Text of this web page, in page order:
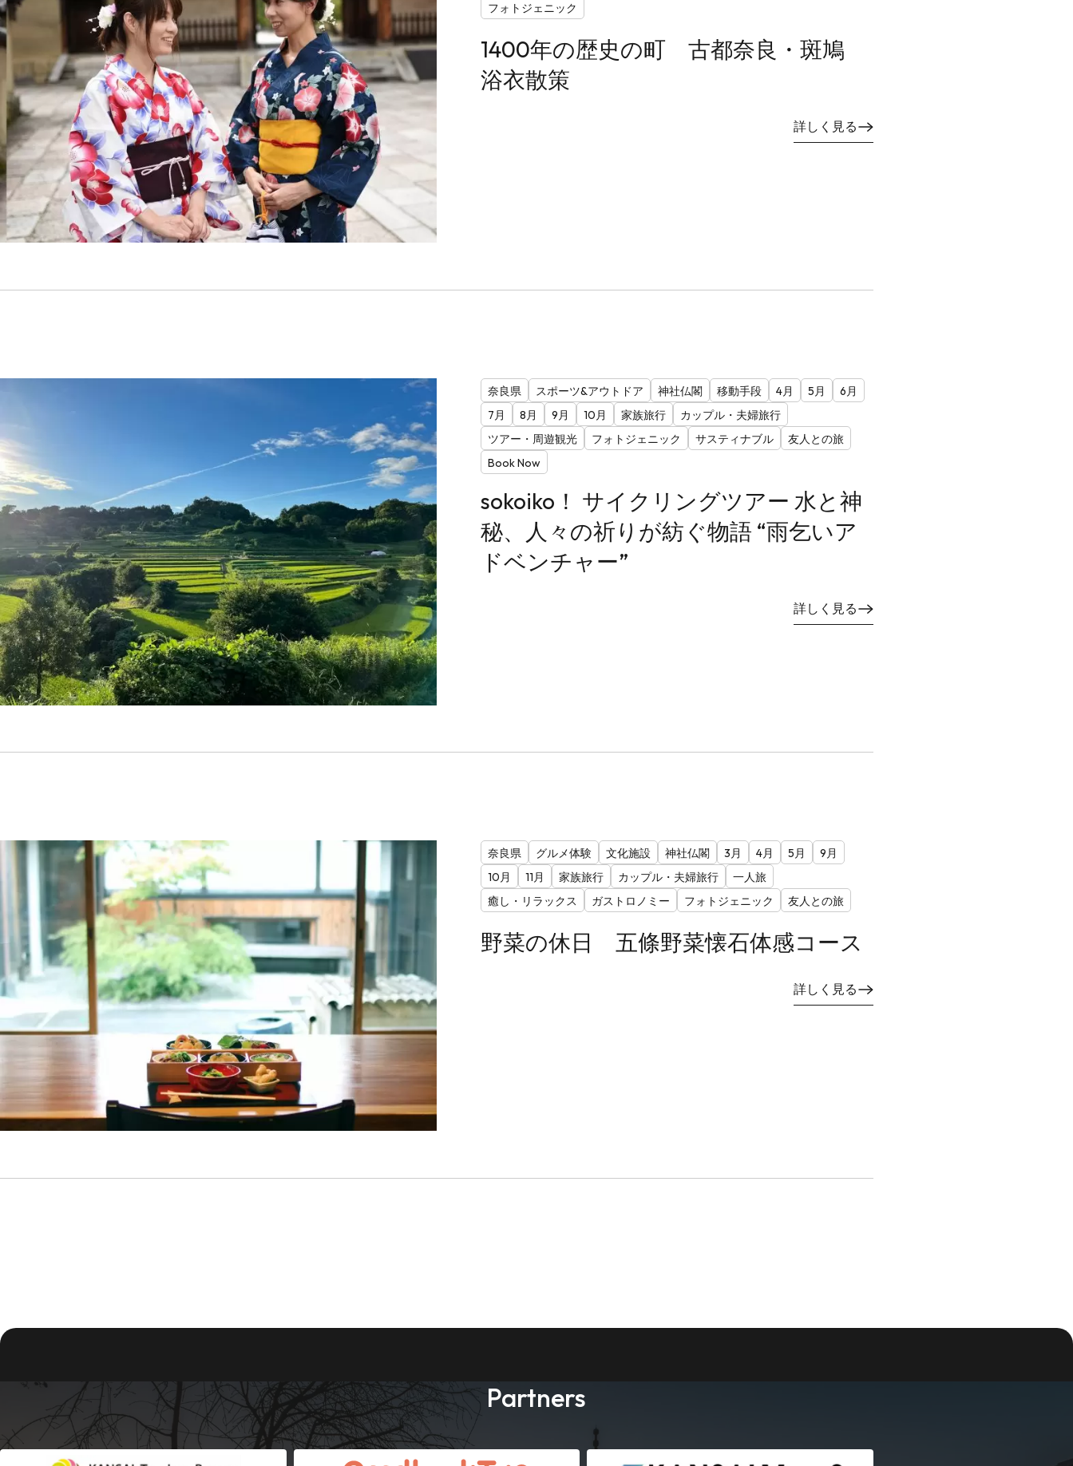
フォトジェニック
1400年の歴史の町 古都奈良・斑鳩
浴衣散策
詳しく見る
奈良県 スポーツ&アウトドア 神社仏閣 移動手段 4月 5月
6月
7月
8月 9月 10月 家族旅行
カップル・夫婦旅行
ツアー・周遊観光
フォトジェニック サスティナブル
友人との旅
Book Now
sokoiko！ サイクリングツアー 水と神
秘、人々の祈りが紡ぐ物語 “雨乞いア
ドベンチャー”
詳しく見る
奈良県 グルメ体験 文化施設 神社仏閣 3月 4月 5月
9月
10月
11月 家族旅行 カップル・夫婦旅行
一人旅
癒し・リラックス
ガストロノミー フォトジェニック 友人との旅
野菜の休日 五條野菜懐石体感コース
詳しく見る
Partners